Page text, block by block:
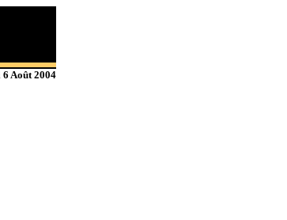
6 Août 2004